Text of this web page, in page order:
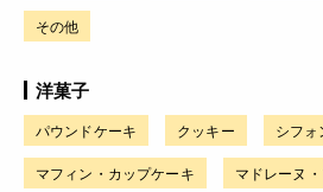
その他
洋菓子
パウンドケーキ クッキー シフォ
マフィン・カップケーキ マドレーヌ